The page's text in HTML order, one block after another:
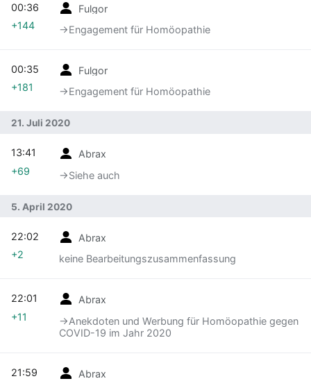
Fulgor
→‎Engagement für Homöopathie
00:36
+144
Fulgor
→‎Engagement für Homöopathie
00:35
+181
21. Juli 2020
Abrax
→‎Siehe auch
13:41
+69
5. April 2020
Abrax
keine Bearbeitungszusammenfassung
22:02
+2
Abrax
→‎Anekdoten und Werbung für Homöopathie gegen
COVID-19 im Jahr 2020
22:01
+11
Abrax
21:59